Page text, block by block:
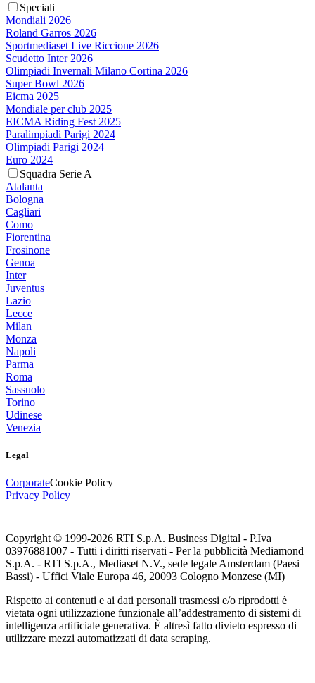
Speciali
Mondiali 2026
Roland Garros 2026
Sportmediaset Live Riccione 2026
Scudetto Inter 2026
Olimpiadi Invernali Milano Cortina 2026
Super Bowl 2026
Eicma 2025
Mondiale per club 2025
EICMA Riding Fest 2025
Paralimpiadi Parigi 2024
Olimpiadi Parigi 2024
Euro 2024
Squadra Serie A
Atalanta
Bologna
Cagliari
Como
Fiorentina
Frosinone
Genoa
Inter
Juventus
Lazio
Lecce
Milan
Monza
Napoli
Parma
Roma
Sassuolo
Torino
Udinese
Venezia
Legal
CorporateCookie Policy
Privacy Policy
Copyright © 1999-2026 RTI S.p.A. Business Digital - P.Iva
03976881007 - Tutti i diritti riservati - Per la pubblicità Mediamond
S.p.A. - RTI S.p.A., Mediaset N.V., sede legale Amsterdam (Paesi
Bassi) - Uffici Viale Europa 46, 20093 Cologno Monzese (MI)
Rispetto ai contenuti e ai dati personali trasmessi e/o riprodotti è
vietata ogni utilizzazione funzionale all’addestramento di sistemi di
intelligenza artificiale generativa. È altresì fatto divieto espresso di
utilizzare mezzi automatizzati di data scraping.